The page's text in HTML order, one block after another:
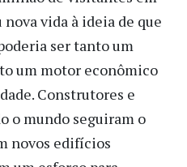
vida à ideia de que
ser tanto um
um motor econômico
Construtores e
o mundo seguiram o
novos edifícios